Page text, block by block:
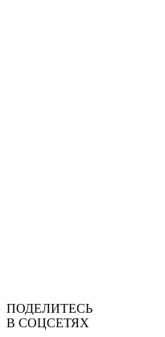
ПОДЕЛИТЕСЬ
В СОЦСЕТЯХ